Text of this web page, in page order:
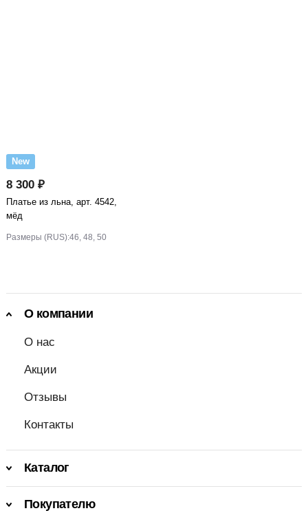
New
8 300 ₽
Платье из льна, арт. 4542,
мёд
Размеры (RUS):46, 48, 50
О компании
О нас
Акции
Отзывы
Контакты
Каталог
Покупателю